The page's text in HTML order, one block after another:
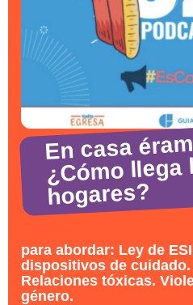
En casa
¿Cómo llega
hogares?
para abordar: Ley de
dispositivos de
Relaciones tóxicas.
género.